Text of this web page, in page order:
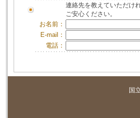
連絡先を教えていただけ
ご安心ください。
お名前：
E-mail：
電話：
国